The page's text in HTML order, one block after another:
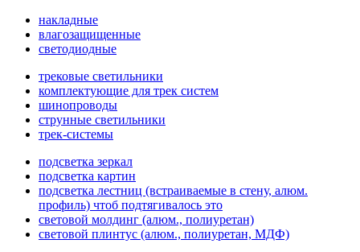
накладные
влагозащищенные
светодиодные
трековые светильники
комплектующие для трек систем
шинопроводы
струнные светильники
трек-системы
подсветка зеркал
подсветка картин
подсветка лестниц (встраиваемые в стену, алюм.
профиль) чтоб подтягивалось это
световой молдинг (алюм., полиуретан)
световой плинтус (алюм., полиуретан, МДФ)